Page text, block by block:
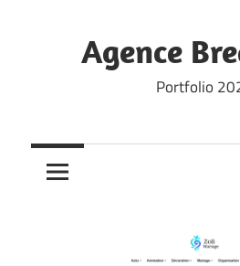
Agence
Portfolio